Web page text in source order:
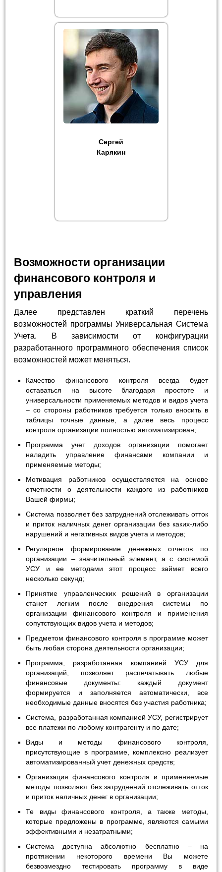
Сергей
Карякин
Возможности организации
финансового контроля и
управления
Далее представлен краткий перечень
возможностей программы Универсальная Система
Учета. В зависимости от конфигурации
разработанного программного обеспечения список
возможностей может меняться.
Качество финансового контроля всегда будет
оставаться на высоте благодаря простоте и
универсальности применяемых методов и видов учета
– со стороны работников требуется только вносить в
таблицы точные данные, а далее весь процесс
контроля организации полностью автоматизирован;
Программа учет доходов организации помогает
наладить управление финансами компании и
применяемые методы;
Мотивация работников осуществляется на основе
отчетности о деятельности каждого из работников
Вашей фирмы;
Система позволяет без затруднений отслеживать отток
и приток наличных денег организации без каких-либо
нарушений и негативных видов учета и методов;
Регулярное формирование денежных отчетов по
организации – значительный элемент, а с системой
УСУ и ее методами этот процесс займет всего
несколько секунд;
Принятие управленческих решений в организации
станет легким после внедрения системы по
организации финансового контроля и применения
сопутствующих видов учета и методов;
Предметом финансового контроля в программе может
быть любая сторона деятельности организации;
Программа, разработанная компанией УСУ для
организаций, позволяет распечатывать любые
финансовые документы: каждый документ
формируется и заполняется автоматически, все
необходимые данные вносятся без участия работника;
Система, разработанная компанией УСУ, регистрирует
все платежи по любому контрагенту и по дате;
Виды и методы финансового контроля,
присутствующие в программе, комплексно реализует
автоматизированный учет денежных средств;
Организация финансового контроля и применяемые
методы позволяют без затруднений отслеживать отток
и приток наличных денег в организации;
Те виды финансового контроля, а также методы,
которые предложены в программе, являются самыми
эффективными и незатратными;
Система доступна абсолютно бесплатно – на
протяжении некоторого времени Вы можете
безвозмездно тестировать программу в виде